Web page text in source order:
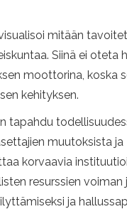
mitään
Siinä ei oteta
moottorina, koska
kehityksen.
tapahdu
muutoksista ja
korvaavia
resurssien voiman
ja